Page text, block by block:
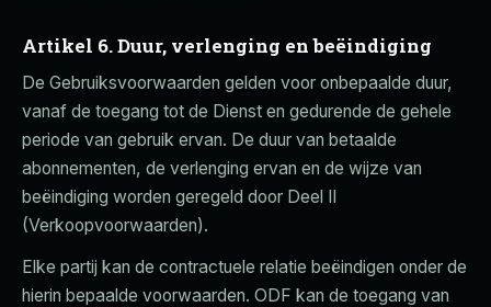
Artikel 6. Duur, verlenging en beëindiging
De Gebruiksvoorwaarden gelden voor onbepaalde duur,
vanaf de toegang tot de Dienst en gedurende de gehele
periode van gebruik ervan. De duur van betaalde
abonnementen, de verlenging ervan en de wijze van
beëindiging worden geregeld door Deel II
(Verkoopvoorwaarden).
Elke partij kan de contractuele relatie beëindigen onder de
hierin bepaalde voorwaarden. ODF kan de toegang van